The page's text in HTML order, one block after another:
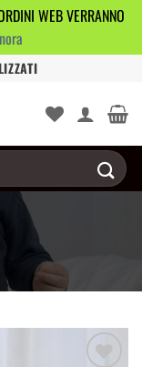
WEB VERRANNO